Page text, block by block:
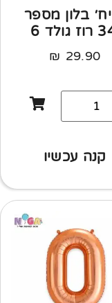
5 יח׳ בלון מספר
29.90
₪
קנה עכשיו